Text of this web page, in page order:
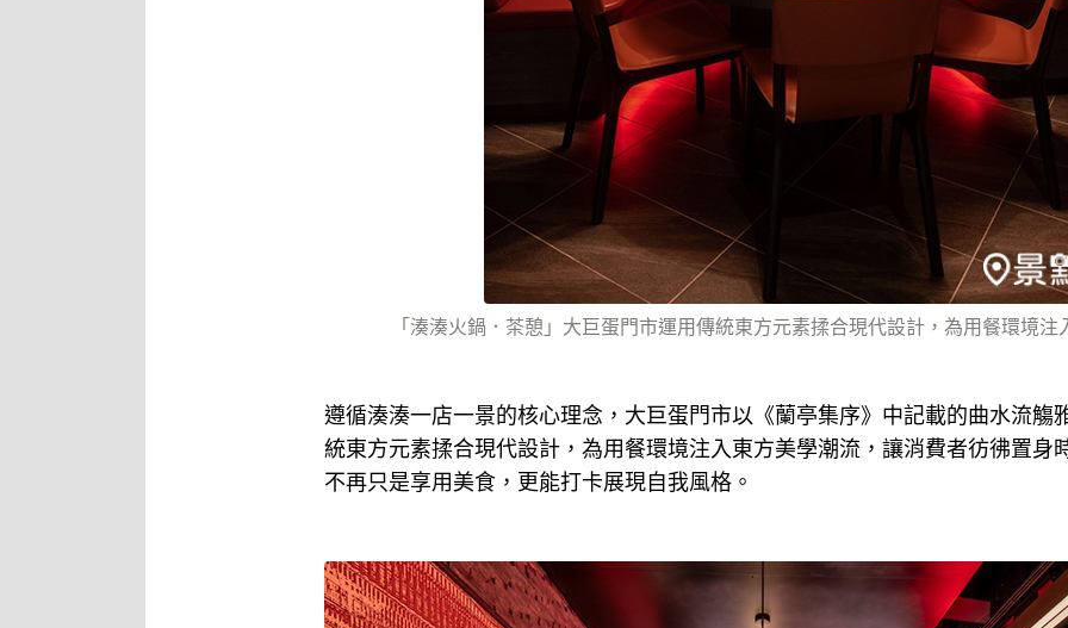
「湊湊火鍋．茶憩」大巨蛋門市運用傳統東方元素揉合現代設計，為用餐環境注
遵循湊湊一店一景的核心理念，大巨蛋門市以《蘭亭集序》中記載的曲水流觴
統東方元素揉合現代設計，為用餐環境注入東方美學潮流，讓消費者彷彿置身
不再只是享用美食，更能打卡展現自我風格。